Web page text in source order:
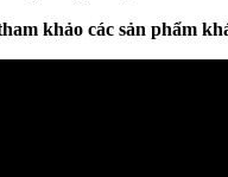
khảo các sản phẩm